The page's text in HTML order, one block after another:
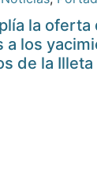
la
a los
de la